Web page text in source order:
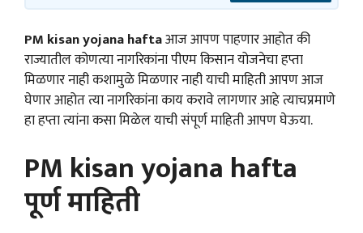
PM kisan yojana haftaआज आपण पाहणार आहोत की
राज्यातील कोणत्या नागरिकांना पीएम किसान योजनेचा हप्ता
मिळणार नाही कशामुळे मिळणार नाही याची माहिती आपण आज
घेणार आहोत त्या नागरिकांना काय करावे लागणार आहे त्याचप्रमाणे
हा हप्ता त्यांना कसा मिळेल याची संपूर्ण माहिती आपण घेऊया.
PM kisan yojana hafta
पूर्ण माहिती